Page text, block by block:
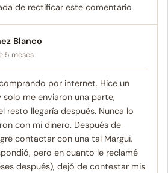
de rectificar este comentario
Blanco
5 meses
por internet. Hice un
me enviaron una parte,
resto llegaría después. Nunca lo
con mi dinero. Después de
contactar con una tal Margui,
pero en cuanto le reclamé
después), dejó de contestar mis